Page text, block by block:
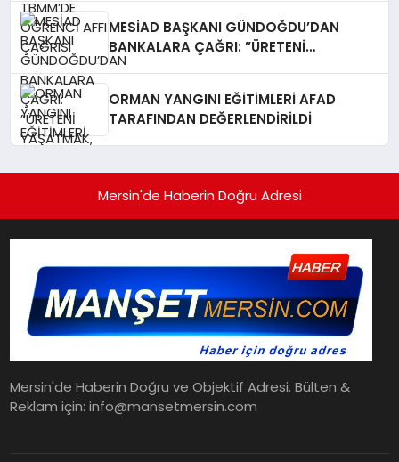
MESİAD BAŞKANI GÜNDOĞDU’DAN
BANKALARA ÇAĞRI: ​”ÜRETENİ
YAŞATMAK, TÜRKİYE EKONOMİSİNİ
ORMAN YANGINI EĞİTİMLERİ AFAD
TARAFINDAN DEĞERLENDİRİLDİ
Mersin'de Haberin Doğru Adresi
Mersin'de Haberin Doğru ve Objektif Adresi. Bülten &
Reklam için: info@mansetmersin.com